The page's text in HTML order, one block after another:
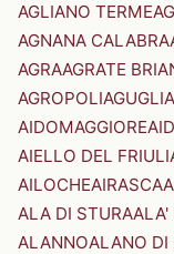
AGLIANO TERME
AGNANA CALABRA
AGRAAGRATE
AGROPOLI
AIDOMAGGIORE
AIELLO DEL FRIULI
AILOCHEAIRASCA
ALA DI STURAALA'
ALANNOALANO DI